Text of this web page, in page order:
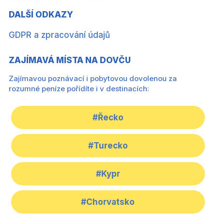
DALŠÍ ODKAZY
GDPR a zpracování údajů
ZAJÍMAVÁ MÍSTA NA DOVČU
Zajímavou poznávací i pobytovou dovolenou za
rozumné peníze pořídíte i v destinacích:
#Řecko
#Turecko
#Kypr
#Chorvatsko